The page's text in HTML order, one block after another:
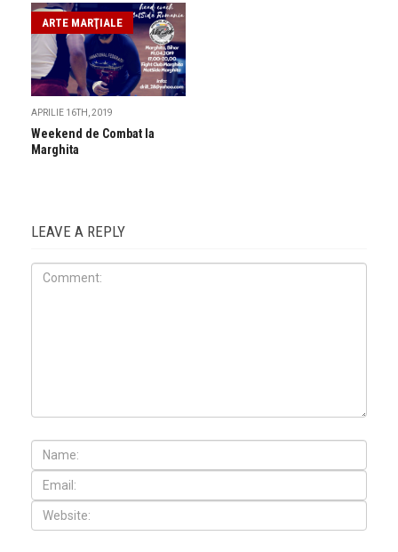
ARTE MARŢIALE
APRILIE 16TH, 2019
Weekend de Combat la
Marghita
LEAVE A REPLY